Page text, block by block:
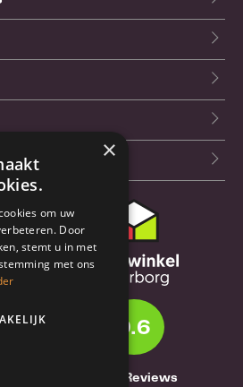
9.6
1261 Reviews
×
om uw
Door
stemt u in met
met ons